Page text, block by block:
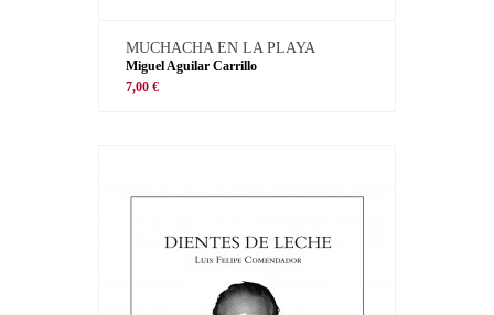
MUCHACHA EN LA PLAYA
Miguel Aguilar Carrillo
7,00 €